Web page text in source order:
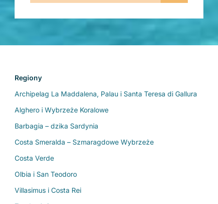
Regiony
Archipelag La Maddalena, Palau i Santa Teresa di Gallura
Alghero i Wybrzeże Koralowe
Barbagia – dzika Sardynia
Costa Smeralda – Szmaragdowe Wybrzeże
Costa Verde
Olbia i San Teodoro
Villasimus i Costa Rei